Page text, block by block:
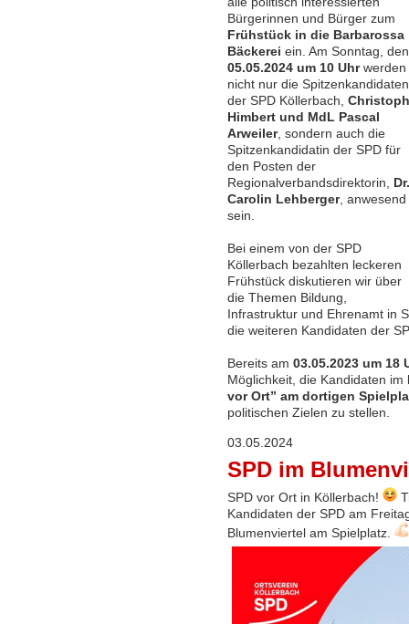
Bürgerinnen und Bürger zum
Frühstück in die Barbarossa
Bäckerei ein. Am Sonntag, den
05.05.2024 um 10 Uhrwerden
nicht nur die Spitzenkandidaten
der SPD Köllerbach, Christoph
Himbert und MdL Pascal
Arweiler, sondern auch die
Spitzenkandidatin der SPD für
den Posten der
Regionalverbandsdirektorin, Dr.
Carolin Lehberger, anwesend
sein.
Bei einem von der SPD
Köllerbach bezahlten leckeren
Frühstück diskutieren wir über
die Themen Bildung,
Infrastruktur und Ehrenamt in
die weiteren Kandidaten der
Bereits am 03.05.2023 um 18
Möglichkeit, die Kandidaten im
vor Ort” am dortigen
politischen Zielen zu stellen.
03.05.2024
SPD im
SPD vor Ort in Köllerbach!
Kandidaten der SPD am
Blumenviertel am Spielplatz.